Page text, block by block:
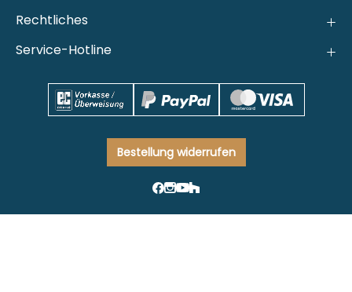
Rechtliches
Service-Hotline
Bestellung widerrufen